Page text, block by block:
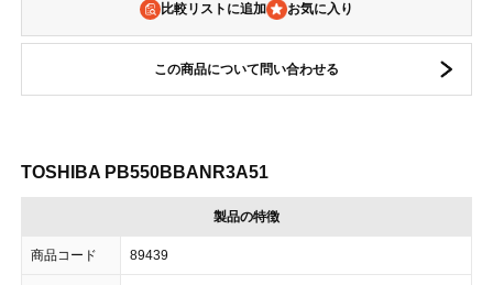
比較リストに追加
この商品について問い合わせる
TOSHIBA PB550BBANR3A51
製品の特徴
商品コード 89439